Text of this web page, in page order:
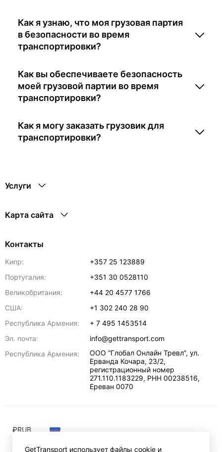
Как я узнаю, что моя грузовая партия
в безопасности во время
транспортировки?
Как вы обеспечиваете безопасность
моей грузовой партии во время
транспортировки?
Как я могу заказать грузовик для
транспортировки?
Услуги
Карта сайта
Контакты
Кипр:
+357 25 123889
Португалия:
+351 30 0528110
Великобритания:
+44 20 4577 1766
США:
+1 302 240 28 90
Республика Армения:
+ 7 495 1453514
Эл. почта:
info@gettransport.com
Республика Армения:
ООО “Глобал Онлайн Тревл”, ул.
Ерванда Кочара, 23/2,
регистрационный номер
271.110.1183229, РНН 00238516,
Ереван 0070
₽RUB
GetTransport использует файлы cookie и